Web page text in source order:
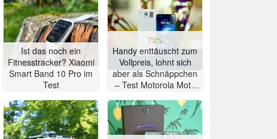
Ist das noch ein
Fitnesstracker? Xiaomi
Smart Band 10 Pro im
Test
73%
Handy enttäuscht zum
Vollpreis, lohnt sich
aber als Schnäppchen
– Test Motorola Moto